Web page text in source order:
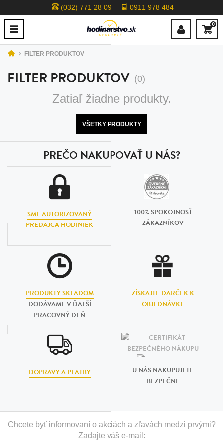
(032) 771 28 09 0911 978 484
0
FILTER PRODUKTOV
FILTER PRODUKTOV (0)
Zatiaľ žiadne produkty.
VŠETKY PRODUKTY
PREČO NAKUPOVAŤ U NÁS?
SME AUTORIZOVANÝ
PREDAJCA HODINIEK
100% SPOKOJNOSŤ
ZÁKAZNÍKOV
PRODUKTY SKLADOM
DODÁVAME V ĎALŠÍ
PRACOVNÝ DEŇ
ZÍSKAJTE DARČEK K
OBJEDNÁVKE
DOPRAVY A PLATBY
U NÁS NAKUPUJETE
BEZPEČNE
Chcete byť informovaní o akciách a zľavách medzi prvými?
Zadajte váš e-mail: